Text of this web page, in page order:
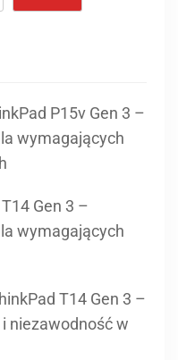
P15v Gen 3 –
wymagających
Gen 3 –
wymagających
T14 Gen 3 –
niezawodność w